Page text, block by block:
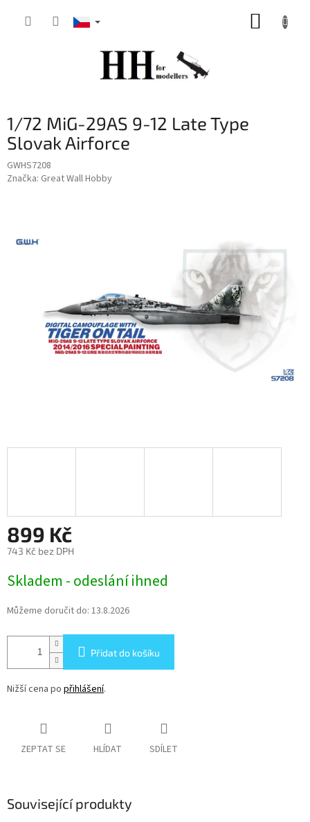
1/72 MiG-29AS 9-12 Late Type
Slovak Airforce
GWHS7208
Značka: Great Wall Hobby
899 Kč
743 Kč bez DPH
cena:
Skladem - odeslání ihned
Můžeme doručit do: 13.8.2026
Přidat do košíku
Nižší cena po přihlášení.
ZEPTAT SE HLÍDAT SDÍLET
Související produkty